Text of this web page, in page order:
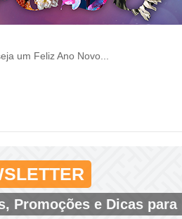
um Feliz Ano Novo...
Promoções e Dicas para